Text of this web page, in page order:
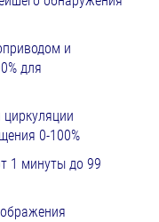
и
для
циркуляции
0-100%
1 минуты до 99